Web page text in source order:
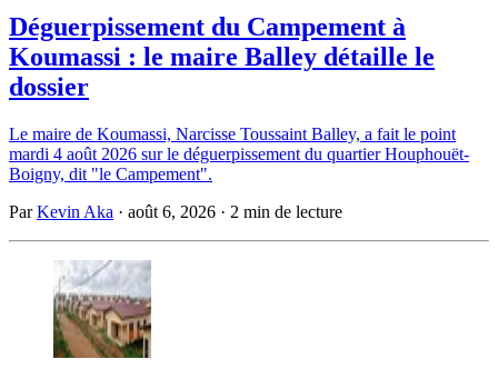
Déguerpissement du Campement à
Koumassi : le maire Balley détaille le
dossier
Le maire de Koumassi, Narcisse Toussaint Balley, a fait le point
mardi 4 août 2026 sur le déguerpissement du quartier Houphouët-
Boigny, dit "le Campement".
ParKevin Aka · août 6, 2026 · 2 min de lecture